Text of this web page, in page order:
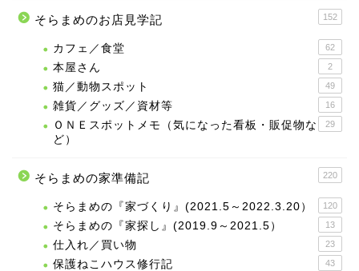
そらまめのお店見学記 152
カフェ／食堂 62
本屋さん 2
猫／動物スポット 49
雑貨／グッズ／資材等 16
ＯＮＥスポットメモ（気になった看板・販促物な
ど）
29
そらまめの家準備記 220
そらまめの『家づくり』(2021.5～2022.3.20） 120
そらまめの『家探し』(2019.9～2021.5） 13
仕入れ／買い物 23
保護ねこハウス修行記 43